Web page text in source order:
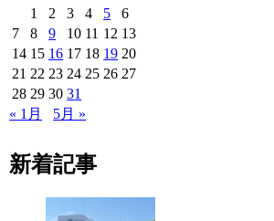
1
2 3 4 5
6
7
8 9 10 11 12 13
14 15 16 17 18 19 20
21 22 23 24 25 26 27
28 29 30 31
« 1月
5月 »
新着記事